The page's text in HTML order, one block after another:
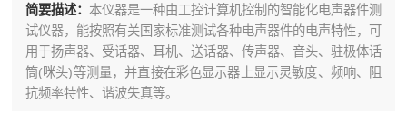
简要描述： 本仪器是一种由工控计算机控制的智能化电声器件测
试仪器，能按照有关国家标准测试各种电声器件的电声特性，可
用于扬声器、受话器、耳机、送话器、传声器、音头、驻极体话
筒(咪头)等测量，并直接在彩色显示器上显示灵敏度、频响、阻
抗频率特性、谐波失真等。